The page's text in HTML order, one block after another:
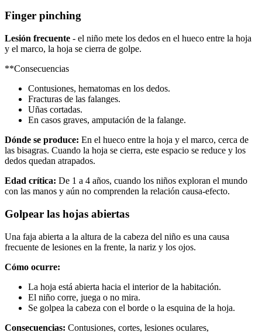
Finger pinching
Lesión frecuente - el niño mete los dedos en el hueco entre la hoja
y el marco, la hoja se cierra de golpe.
**Consecuencias
Contusiones, hematomas en los dedos.
Fracturas de las falanges.
Uñas cortadas.
En casos graves, amputación de la falange.
Dónde se produce: En el hueco entre la hoja y el marco, cerca de
las bisagras. Cuando la hoja se cierra, este espacio se reduce y los
dedos quedan atrapados.
Edad crítica: De 1 a 4 años, cuando los niños exploran el mundo
con las manos y aún no comprenden la relación causa-efecto.
Golpear las hojas abiertas
Una faja abierta a la altura de la cabeza del niño es una causa
frecuente de lesiones en la frente, la nariz y los ojos.
Cómo ocurre:
La hoja está abierta hacia el interior de la habitación.
El niño corre, juega o no mira.
Se golpea la cabeza con el borde o la esquina de la hoja.
Consecuencias: Contusiones, cortes, lesiones oculares,